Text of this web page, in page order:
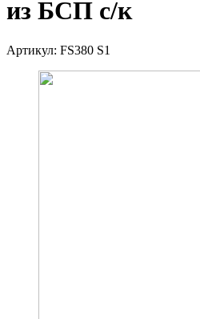
из БСП с/к
Артикул: FS380 S1